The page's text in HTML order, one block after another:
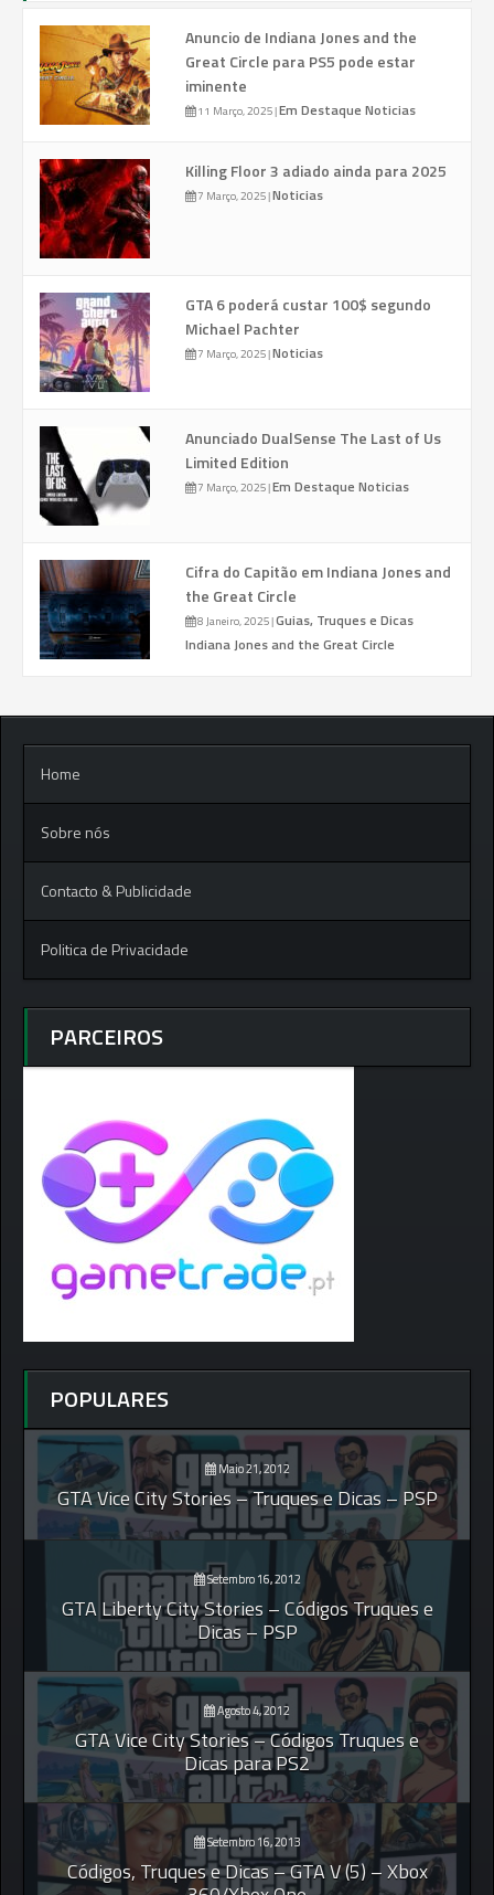
Anuncio de Indiana Jones and the
Great Circle para PS5 pode estar
iminente
11 Março, 2025|Em Destaque Noticias
Killing Floor 3 adiado ainda para 2025
7 Março, 2025|Noticias
GTA 6 poderá custar 100$ segundo
Michael Pachter
7 Março, 2025|Noticias
Anunciado DualSense The Last of Us
Limited Edition
7 Março, 2025|Em Destaque Noticias
Cifra do Capitão em Indiana Jones and
the Great Circle
8 Janeiro, 2025|Guias, Truques e Dicas
Indiana Jones and the Great Circle
Home
Sobre nós
Contacto & Publicidade
Politica de Privacidade
PARCEIROS
POPULARES
Maio 21, 2012
GTA Vice City Stories – Truques e Dicas – PSP
Setembro 16, 2012
GTA Liberty City Stories – Códigos Truques e
Dicas – PSP
Agosto 4, 2012
GTA Vice City Stories – Códigos Truques e
Dicas para PS2
Setembro 16, 2013
Códigos, Truques e Dicas – GTA V (5) – Xbox